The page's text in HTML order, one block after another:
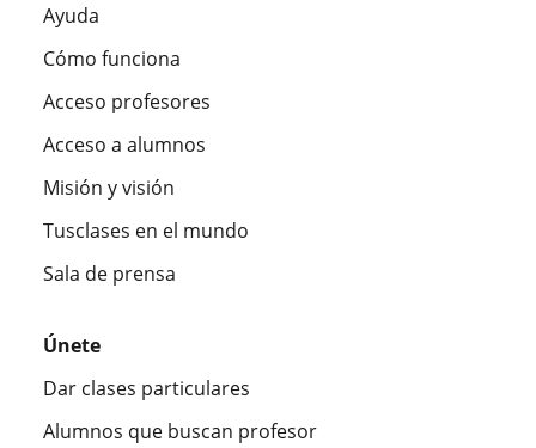
Ayuda
Cómo funciona
Acceso profesores
Acceso a alumnos
Misión y visión
Tusclases en el mundo
Sala de prensa
Únete
Dar clases particulares
Alumnos que buscan profesor